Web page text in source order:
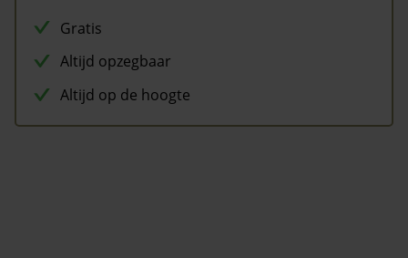
Gratis
Altijd opzegbaar
Altijd op de hoogte